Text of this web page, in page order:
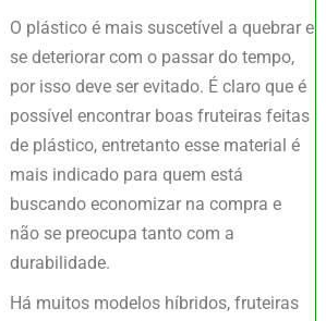
O plástico é mais suscetível a quebrar e
se deteriorar com o passar do tempo,
por isso deve ser evitado. É claro que é
possível encontrar boas fruteiras feitas
de plástico, entretanto esse material é
mais indicado para quem está
buscando economizar na compra e
não se preocupa tanto com a
durabilidade.
Há muitos modelos híbridos, fruteiras